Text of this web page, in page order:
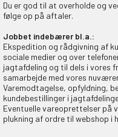
Du er god til at overholde og
følge op på aftaler.
Jobbet indebærer bl.a.:
Ekspedition og rådgivning af
sociale medier og over
jagtafdeling og til dels i vores
samarbejde med vores
Varemodtagelse, opfyldning,
kundebestillinger i
Eventuelle vareoprettelser på
plukning af ordre til webshop i